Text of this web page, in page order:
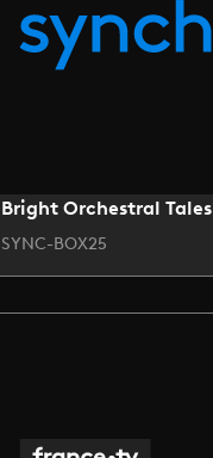
Bright Orchestral Tales
SYNC-BOX25